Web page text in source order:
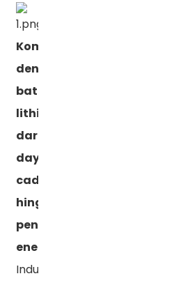
Kompatibel
dengan
baterai
lithium
dari
daya
cadangan
hingga
penyimpanan
energi
Industri